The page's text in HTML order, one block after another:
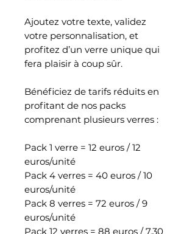
Ajoutez votre texte, validez
votre personnalisation, et
profitez d’un verre unique qui
fera plaisir à coup sûr.
Bénéficiez de tarifs réduits en
profitant de nos packs
comprenant plusieurs verres :
Pack 1 verre = 12 euros / 12
euros/unité
Pack 4 verres = 40 euros / 10
euros/unité
Pack 8 verres = 72 euros / 9
euros/unité
Pack 12 verres = 88 euros / 7.30